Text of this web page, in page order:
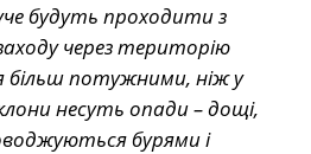
будуть проходити з
через територію
більш потужними, ніж у
несуть опади – дощі,
бурями і